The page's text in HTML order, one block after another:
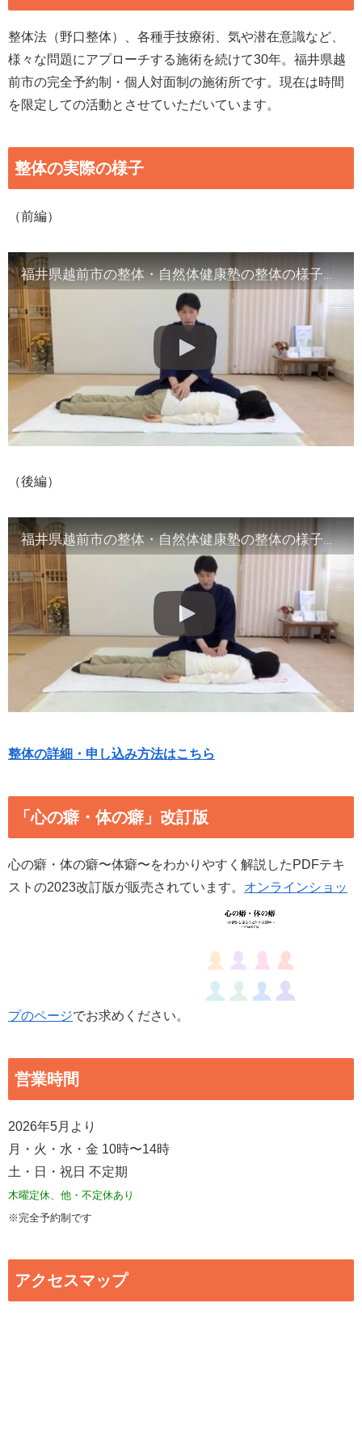
整体法（野口整体）、各種手技療術、気や潜在意識など、
様々な問題にアプローチする施術を続けて30年。福井県越
前市の完全予約制・個人対面制の施術所です。現在は時間
を限定しての活動とさせていただいています。
整体の実際の様子
（前編）
福井県越前市の整体・自然体健康塾の整体の様子（1）背骨の観察／骨盤他
（後編）
福井県越前市の整体・自然体健康塾の整体の様子（2）腹部や首など
整体の詳細・申し込み方法はこちら
「心の癖・体の癖」改訂版
心の癖・体の癖〜体癖〜をわかりやすく解説したPDFテキ
ストの2023改訂版が販売されています。 オンラインショッ
プのページでお求めください。
営業時間
2026年5月より
月・火・水・金 10時〜14時
土・日・祝日 不定期
木曜定休、他・不定休あり
※完全予約制です
アクセスマップ